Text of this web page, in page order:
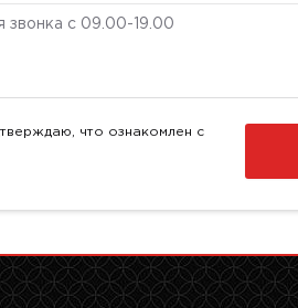
что ознакомлен с